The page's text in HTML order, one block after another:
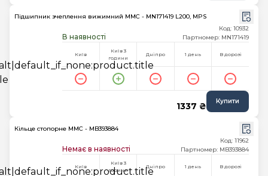
Підшипник зчеплення вижимний MMC - MN171419 L200, MPS
В наявності
Код: 10932
Партномер: MN171419
Київ
Київ 3
години
Дніпро 1 день В дорозі
1337 ₴ Купити
Кільце стопорне MMC - MB393884
Немає в наявності
Код: 11962
Партномер: MB393884
Київ
Київ 3
години
Дніпро 1 день В дорозі